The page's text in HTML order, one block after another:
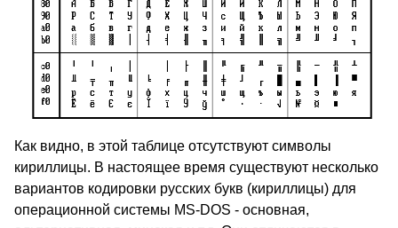
Как видно, в этой таблице отсутствуют символы
кириллицы. В настоящее время существуют несколько
вариантов кодировки русских букв (кириллицы) для
операционной системы MS-DOS - основная,